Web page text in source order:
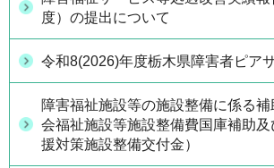
度）の提出について
令和8(2026)年度栃木県障害者ピア
障害福祉施設等の施設整備に係る
会福祉施設等施設整備費国庫補助
援対策施設整備交付金）